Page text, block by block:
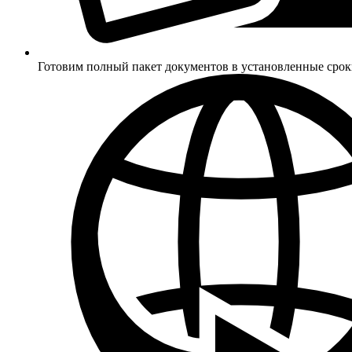
Готовим полный пакет документов в установленные